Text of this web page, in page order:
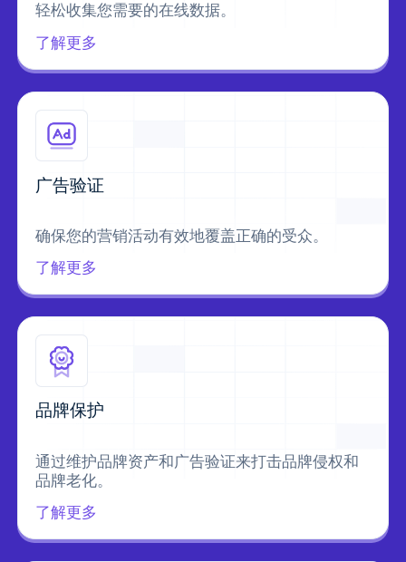
轻松收集您需要的在线数据。
了解更多
广告验证
确保您的营销活动有效地覆盖正确的受众。
了解更多
品牌保护
通过维护品牌资产和广告验证来打击品牌侵权和
品牌老化。
了解更多